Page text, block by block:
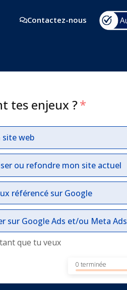
Contactez-nous
tes enjeux ?*
site web
ou refondre mon site actuel
référencé sur Google
sur Google Ads et/ou Meta Ads
que tu veux
0 terminée